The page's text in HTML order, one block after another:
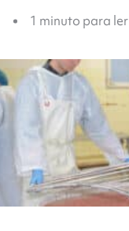
1 minuto para ler